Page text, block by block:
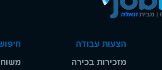
הצעות עבודה
מזכירות בכירה